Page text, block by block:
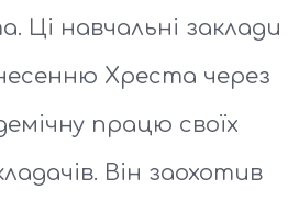
Ці навчальні заклади
Хреста через
працю своїх
Він заохотив